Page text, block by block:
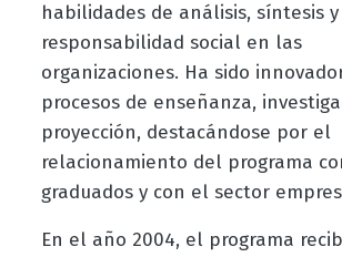
habilidades de análisis, síntesis y
responsabilidad social en las
organizaciones. Ha sido
procesos de enseñanza,
proyección, destacándose por el
relacionamiento del programa
graduados y con el sector
En el año 2004, el programa